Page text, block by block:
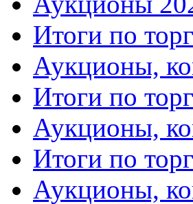
Итоги по
Аукционы,
Итоги по
Аукционы,
Итоги по
Аукционы,